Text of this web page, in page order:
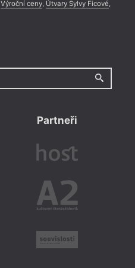
Výroční ceny, Útvary Sylvy Ficové
Partneři